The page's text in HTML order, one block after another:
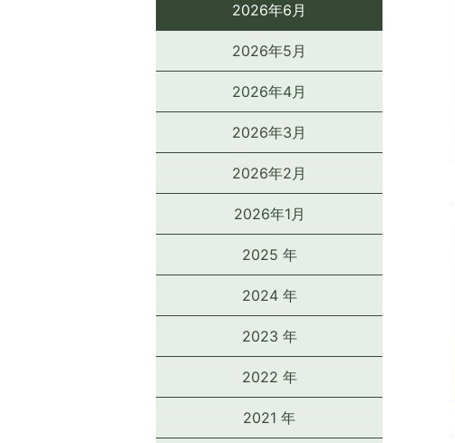
2026年6月
2026年5月
2026年4月
2026年3月
2026年2月
2026年1月
2025 年
2024 年
2023 年
2022 年
2021 年